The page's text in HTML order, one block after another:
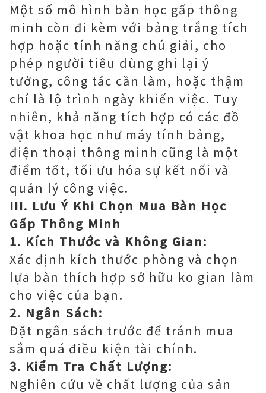
Một số mô hình bàn học gấp thông
minh còn đi kèm với bảng trắng tích
hợp hoặc tính năng chú giải, cho
phép người tiêu dùng ghi lại ý
tưởng, công tác cần làm, hoặc thậm
chí là lộ trình ngày khiến việc. Tuy
nhiên, khả năng tích hợp có các đồ
vật khoa học như máy tính bảng,
điện thoại thông minh cũng là một
điểm tốt, tối ưu hóa sự kết nối và
quản lý công việc.
III. Lưu Ý Khi Chọn Mua Bàn Học
Gấp Thông Minh
1. Kích Thước và Không Gian:
Xác định kích thước phòng và chọn
lựa bàn thích hợp sở hữu ko gian làm
cho việc của bạn.
2. Ngân Sách:
Đặt ngân sách trước để tránh mua
sắm quá điều kiện tài chính.
3. Kiểm Tra Chất Lượng:
Nghiên cứu về chất lượng của sản